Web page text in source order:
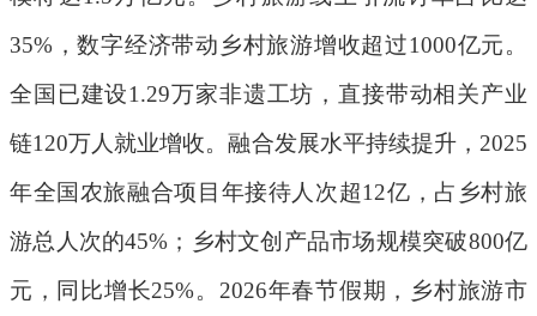
35% ，数字经济带动乡村旅游增收超过1000亿元。
全国已建设1.29万家非遗工坊，直接带动相关产业
链120万人就业增收。融合发展水平持续提升， 2025
年全国农旅融合项目年接待人次超12亿，占乡村旅
游总人次的45% ；乡村文创产品市场规模突破800亿
元，同比增长25%。 2026年春节假期，乡村旅游市